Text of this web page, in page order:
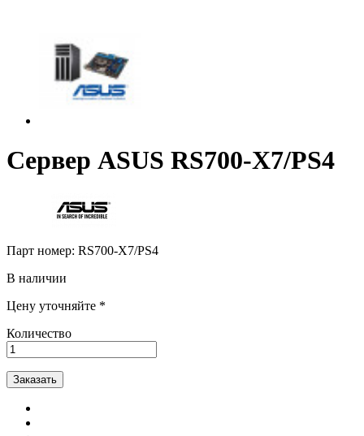
Сервер ASUS RS700-X7/PS4
Парт номер: RS700-X7/PS4
В наличии
Цену уточняйте *
Количество
Заказать